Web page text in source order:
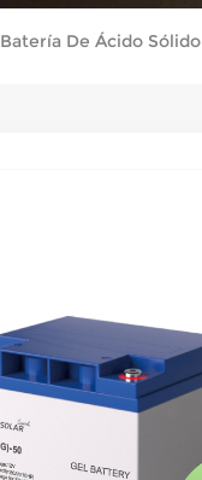
Batería De Ácido Sólido